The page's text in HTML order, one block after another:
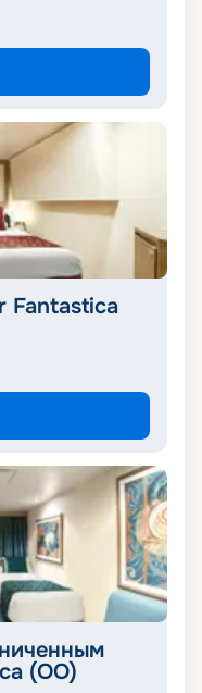
Fantastica
(OO)